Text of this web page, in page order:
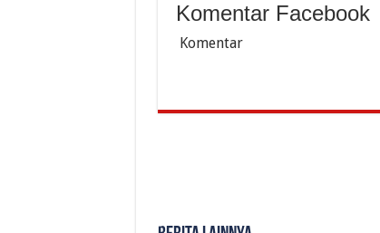
Komentar Facebook
Komentar